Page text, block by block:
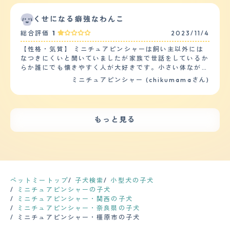
せん。 健康はいい方ですが、植物のアレルギーもちで
す。春になると目から涙がでやすくなり、雑草が高く生え
ているところは歩かせないように気を付けています。ま
た、獣医さんに勧められた目薬(漢方のようなもの)を入れ
ています。年に1回は、健康診断をしています。投薬は、
予防接種をしています。 【鳴き声】 鳴き声は、割りと大
きくうるさいです。我が家は、3階建てになり、それぞれ
の階に義理母、義理兄家族、私たち夫婦が住んでいます。
ンキャンした吠え方と、それぞれの状況によって吠え方が
事することもできずが1週間続き、犬の将来が心配でし
た。犬の為にもと思い、犬の訓練所に連れて行きました。
指導の方に私たち自身も、犬について色々、教えてもら
い、犬も、訓練所で少しずつ日常の状況に慣れて改善する
ことができました。今は、家族でもあり、友人でもある存
が…… 【しつけやすさ】 しつけの中で一番大事といって
もいいトイレに関しては、全く苦戦する事無く飼ってから
1ヶ月もかからない内に覚えてくれました。 ただ、上下関
係を人間の方が上だと覚えさせるのは結構難しいかもしれ
ません。というのも、私自身は未だに腕に巻きつかれてマ
ウンティングをされる事もしょっちゅうなので。 【お手
入れ】 毛の長さは夏冬で変わるのですが、冬毛は中指の
第一関節がすっぽり埋まるくらいまで伸びて質感はコシが
強く、毛量も多いです。抜け毛も多いので室内で自由に解
りは用心したほうがいいかもしれません。シャンプーは犬
健康問題は肥満気味なのと年齢を重ねているので身体機能
の低下、白内障といったものはあります。定期的な健康診
のでそう多くはありません。 【鳴き声】 どちらかと言え
声ではなく、『ヴウォゥ,ヴウォウ』と力強さのある声
で、本気で吠えられると家の外からでも鳴き声が貫通して
きます(苦笑)。飼い始めた小さい頃の時代の声はか細く
「キュー,キュー」といった可愛げがあるものだったの
で、それをいつまでも聞いていたいという方は録音してお
追ってくる犬に対しては怒って吠えることがあります。
人間でも、グイグイくる人に対しては避けてる感じがしま
す。 【落ち着き】 他の犬種と比べ、身軽だからか、ぴょ
んぴょんと飛び跳ねる動きが多い気がします。 ドッグラ
ンでも、ずっと走っていられるので、普段散歩だけだと体
力が有り余っているのがわかります。 走っている姿は、
小鹿みたいです。 【しつけやすさ】 散歩は朝夕と1日2
回、30分から1時間。２ｋｍから４ｋｍは歩きます。家で
ス」と基本的なコマンドはわかるようです。 【お手入
れ】 皮膚のアレルギーがあるので、定期的に病院で診て
爪切り、肛門しぼりはプロにお任せしています。 【鳴き
声】 窓から見える人影や、ピンポン、玄関前を通る足音
等で番犬スイッチが発動し、思いっきり吠えます。 鳴き
声が高く、大きいので、とても響きます。 アップルウォ
ッチの警告が出るほどの爆音なので、出来るだけ早めに落
くせになる癖強なわんこ
総合評価 1 2023/11/4
【性格・気質】 ミニチュアピンシャーは飼い主以外には
なつきにくいと聞いていましたが家族で世話をしているか
らか誰にでも懐きやすく人が大好きです。小さい体ながら
も気は強く自分より大きな犬にでも果敢に立ち向かいま
いきます。落ち着きがなくトイレも動きながらするので本
ことはないですが小型犬には多い膝蓋骨脱臼に軽度なりか
ットや階段にも一工夫して足へ負担がかからないようにし
体ですが運動量はしっかり必要です。散歩は、朝と晩に
30分?1時間程度しますがまだまだ動きたがります。室内
を自由にさせているので一人でおもちゃで遊んだりボール
投げで走らせたりたまにドッグランで思いっきり走らせた
りしています。 【毛の手入れ・シャンプー回数】 短毛な
ミニチュアピンシャー (chikumamaさん)
もっと見る
ペットミートップ 子犬検索
小型犬の子犬
ミニチュアピンシャーの子犬
ミニチュアピンシャー・関西の子犬
ミニチュアピンシャー・奈良県の子犬
ミニチュアピンシャー・橿原市の子犬